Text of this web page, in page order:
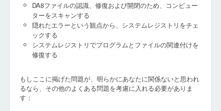
DA8ファイルの認識、修復および開閉のため、コンピュー
ターをスキャンする
隠れたエラーという観点から、システムレジストリをチェ
ックする
システムレジストリでプログラムとファイルの関連付けを
修復する
もしここに掲げた問題が、明らかにあなたに関係ないと思われ
るなら、その他のよくある問題を考慮に入れる必要がありま
す：